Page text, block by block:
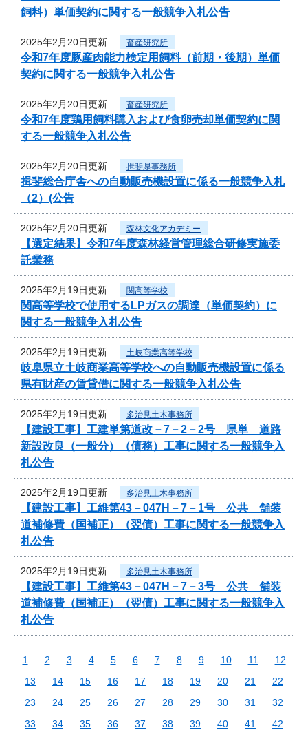
飼料）単価契約に関する一般競争入札公告
2025年2月20日更新 畜産研究所
令和7年度豚産肉能力検定用飼料（前期・後期）単価
契約に関する一般競争入札公告
2025年2月20日更新 畜産研究所
令和7年度鶏用飼料購入および食卵売却単価契約に関
する一般競争入札公告
2025年2月20日更新 揖斐県事務所
揖斐総合庁舎への自動販売機設置に係る一般競争入札
（2）(公告
2025年2月20日更新 森林文化アカデミー
【選定結果】令和7年度森林経営管理総合研修実施委
託業務
2025年2月19日更新 関高等学校
関高等学校で使用するLPガスの調達（単価契約）に
関する一般競争入札公告
2025年2月19日更新 土岐商業高等学校
岐阜県立土岐商業高等学校への自動販売機設置に係る
県有財産の賃貸借に関する一般競争入札公告
2025年2月19日更新 多治見土木事務所
【建設工事】工建単第道改－7－2－2号 県単 道路
新設改良（一般分）（債務）工事に関する一般競争入
札公告
2025年2月19日更新 多治見土木事務所
【建設工事】工維第43－047H－7－1号 公共 舗装
道補修費（国補正）（翌債）工事に関する一般競争入
札公告
2025年2月19日更新 多治見土木事務所
【建設工事】工維第43－047H－7－3号 公共 舗装
道補修費（国補正）（翌債）工事に関する一般競争入
札公告
1 2 3 4 5 6 7 8 9 10 11
12
13
14 15 16 17 18 19 20 21
22
23
24 25 26 27 28 29 30 31
32
33
34 35 36 37 38 39 40 41
42